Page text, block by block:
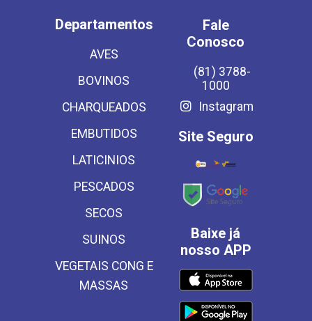
Departamentos
AVES
BOVINOS
CHARQUEADOS
EMBUTIDOS
LATICINIOS
PESCADOS
SECOS
SUINOS
VEGETAIS CONG E
MASSAS
Fale
Conosco
(81) 3788-
1000
Instagram
Site Seguro
Baixe já
nosso APP